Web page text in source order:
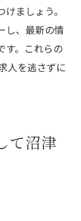
ましょう。
し、最新の情
す。これらの
人を逃さずに
て沼津